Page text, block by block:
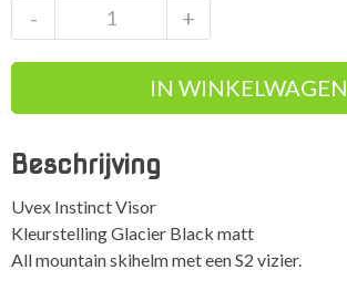
Instinct
Visor
Black
aantal
+
-
IN WINKELWAGEN
Beschrijving
Uvex Instinct Visor
Kleurstelling Glacier Black matt
All mountain skihelm met een S2 vizier.